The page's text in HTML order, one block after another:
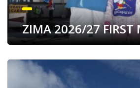
ZIMA 2026/27 FIRST